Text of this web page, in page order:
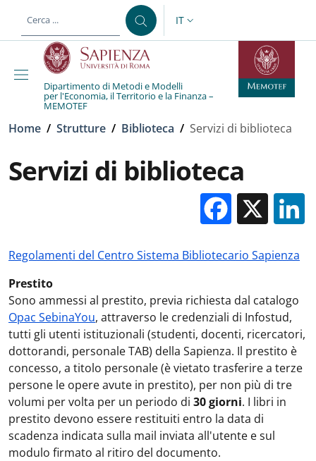
al contenuto principale
SELETTORE LINGUA:
IT
Dipartimento di Metodi e Modelli
per l'Economia, il Territorio e la Finanza –
MEMOTEF
Briciole di pane
Home / Strutture / Biblioteca / Servizi di biblioteca
Servizi di biblioteca
X
Regolamenti del Centro Sistema Bibliotecario Sapienza
Prestito
Sono ammessi al prestito, previa richiesta dal catalogo
Opac SebinaYou, attraverso le credenziali di Infostud,
tutti gli utenti istituzionali (studenti, docenti, ricercatori,
dottorandi, personale TAB) della Sapienza. Il prestito è
concesso, a titolo personale (è vietato trasferire a terze
persone le opere avute in prestito), per non più di tre
volumi per volta per un periodo di 30 giorni. I libri in
prestito devono essere restituiti entro la data di
scadenza indicata sulla mail inviata all'utente e sul
modulo firmato al ritiro del documento.